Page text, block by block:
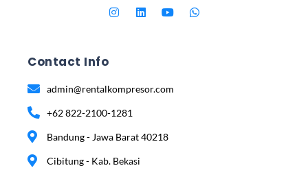
Contact Info
admin@rentalkompresor.com
+62 822-2100-1281
Bandung - Jawa Barat 40218
Cibitung - Kab. Bekasi